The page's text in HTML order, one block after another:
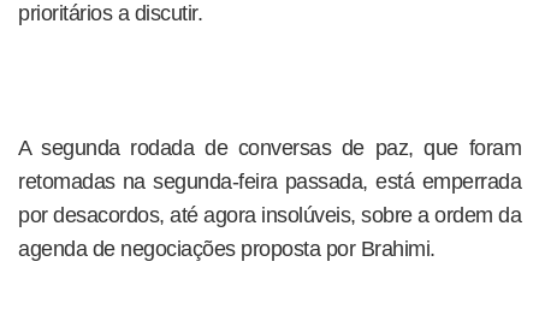
prioritários a discutir.
A segunda rodada de conversas de paz, que foram
retomadas na segunda-feira passada, está emperrada
por desacordos, até agora insolúveis, sobre a ordem da
agenda de negociações proposta por Brahimi.